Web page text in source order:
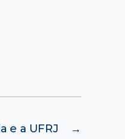
→
e a UFRJ